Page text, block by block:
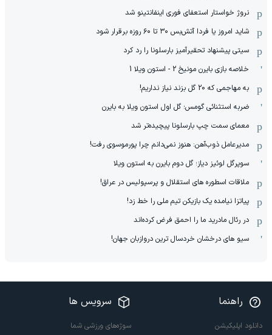
نروژ خواستار استعفای فوری اینفانتینو شد
شاید امروز یا فردا آتش‌بس ۳۰ تا ۶۰ روزه برقرار شود
سیتی پیشنهاد تحقیرآمیز بارسلونا را رد کرد
خلاصه بازی بایرن مونیخ 2 - استون ویلا 1
به مهاجمی که 20 گل بزند نیاز نداریم!
ضربه استثنائی گومس؛ گل اول استون ویلا به بایرن
معمای سمت چپ بارسلونا پیچیده‌تر شد
مدیرعامل ذوب‌آهن: هنوز نمی‌دانم چرا پورموسوی رفت!
سوپرگل لوئیز دیاز؛ گل دوم بایرن به استون ویلا
ملاقات اسطوره های استقلال و پرسپولیس در عراق!
پیاتزا نیامده یک بازیکن تیم ملی را خط زد!
در رئال مادرید ما را احمق فرض کرده‌اند
سیو های درخشان خردسال ترین دروازبان جهان!
راهنما
دانلود اپلیکیشن
سرویس ها
سوژه‌های ورزشی شما